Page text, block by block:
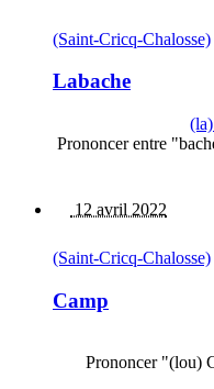
(Saint-Cricq-Chalosse)
Labache
Prononcer entre
12 avril 2022
(Saint-Cricq-Chalosse)
Camp
Prononcer "(lou)